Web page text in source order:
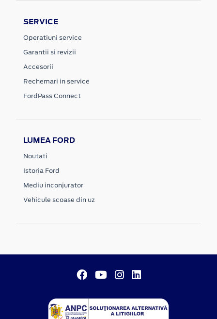
SERVICE
Operatiuni service
Garantii si revizii
Accesorii
Rechemari in service
FordPass Connect
LUMEA FORD
Noutati
Istoria Ford
Mediu inconjurator
Vehicule scoase din uz